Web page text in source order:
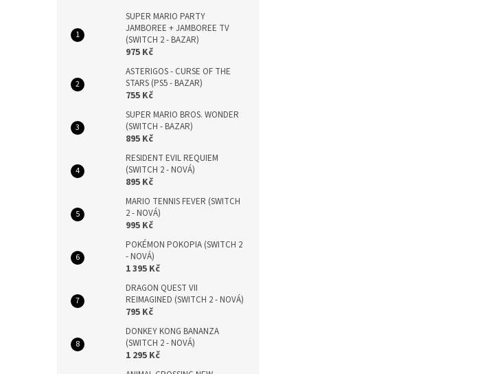
SUPER MARIO PARTY
JAMBOREE + JAMBOREE TV
(SWITCH 2 - BAZAR)
975 Kč
ASTERIGOS - CURSE OF THE
STARS (PS5 - BAZAR)
755 Kč
SUPER MARIO BROS. WONDER
(SWITCH - BAZAR)
895 Kč
RESIDENT EVIL REQUIEM
(SWITCH 2 - NOVÁ)
895 Kč
MARIO TENNIS FEVER (SWITCH
2 - NOVÁ)
995 Kč
POKÉMON POKOPIA (SWITCH 2
- NOVÁ)
1 395 Kč
DRAGON QUEST VII
REIMAGINED (SWITCH 2 - NOVÁ)
795 Kč
DONKEY KONG BANANZA
(SWITCH 2 - NOVÁ)
1 295 Kč